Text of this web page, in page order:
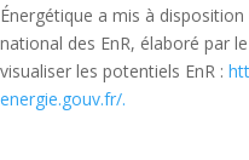
Énergétique a mis à
national des EnR, élaboré par
visualiser les potentiels EnR :
energie.gouv.fr/.